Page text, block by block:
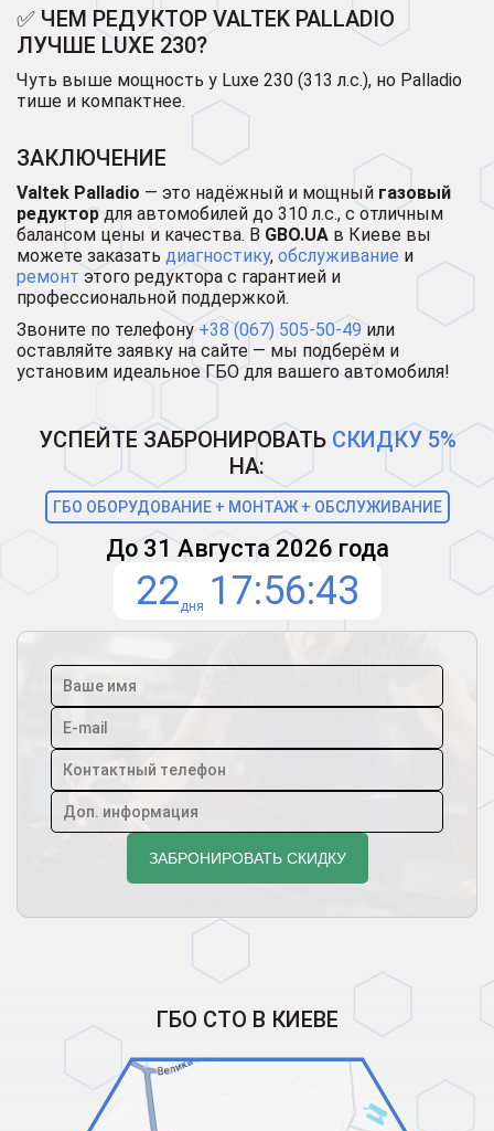
✅ ЧЕМ РЕДУКТОР VALTEK PALLADIO
ЛУЧШЕ LUXE 230?
Чуть выше мощность у Luxe 230 (313 л.с.), но Palladio
тише и компактнее.
ЗАКЛЮЧЕНИЕ
Valtek Palladio — это надёжный и мощный газовый
редуктордля автомобилей до 310 л.с., с отличным
балансом цены и качества. В GBO.UA в Киеве вы
можете заказать диагностику, обслуживание и
ремонт этого редуктора с гарантией и
профессиональной поддержкой.
Звоните по телефону+38 (067) 505-50-49или
оставляйте заявку на сайте — мы подберём и
установим идеальное ГБО для вашего автомобиля!
УСПЕЙТЕ ЗАБРОНИРОВАТЬ СКИДКУ 5%
НА:
ГБО ОБОРУДОВАНИЕ + МОНТАЖ + ОБСЛУЖИВАНИЕ
До 31 Августа 2026 года
22дня 17 56 42
ГБО СТО В КИЕВЕ